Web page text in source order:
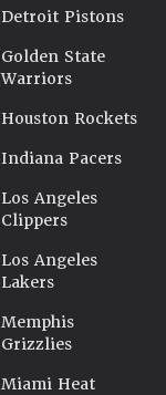
Detroit Pistons
Golden State
Warriors
Houston Rockets
Indiana Pacers
Los Angeles
Clippers
Los Angeles
Lakers
Memphis
Grizzlies
Miami Heat